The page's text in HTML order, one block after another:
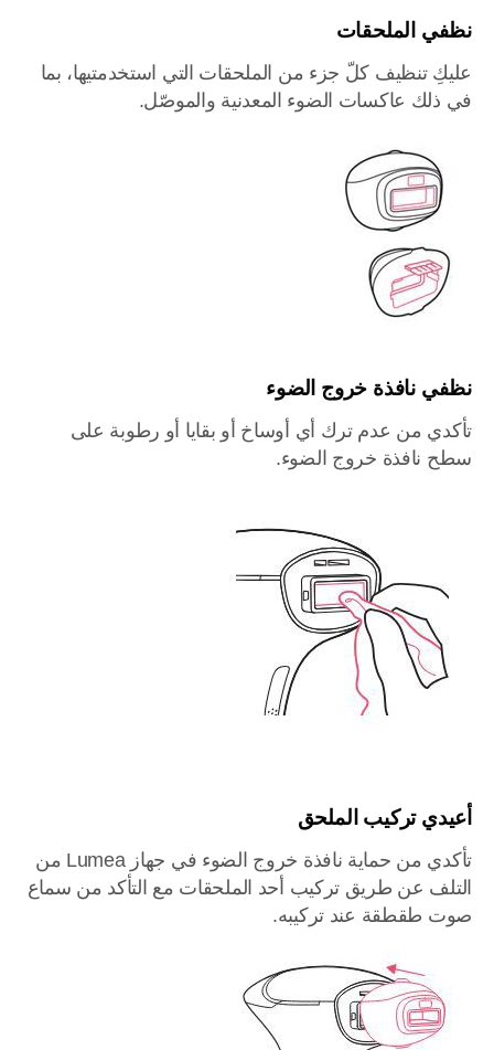
نظفي الملحقات
عليكِ تنظيف كلّ جزء من الملحقات التي استخدمتيها، بما
في ذلك عاكسات الضوء المعدنية والموصّل.
نظفي نافذة خروج الضوء
تأكدي من عدم ترك أي أوساخ أو بقايا أو رطوبة على
سطح نافذة خروج الضوء.
أعيدي تركيب الملحق
تأكدي من حماية نافذة خروج الضوء في جهاز Lumea من
التلف عن طريق تركيب أحد الملحقات مع التأكد من سماع
صوت طقطقة عند تركيبه.